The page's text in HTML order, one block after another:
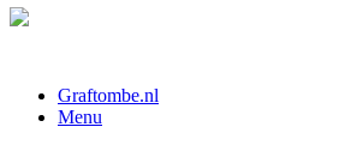
Graftombe.nl
Menu